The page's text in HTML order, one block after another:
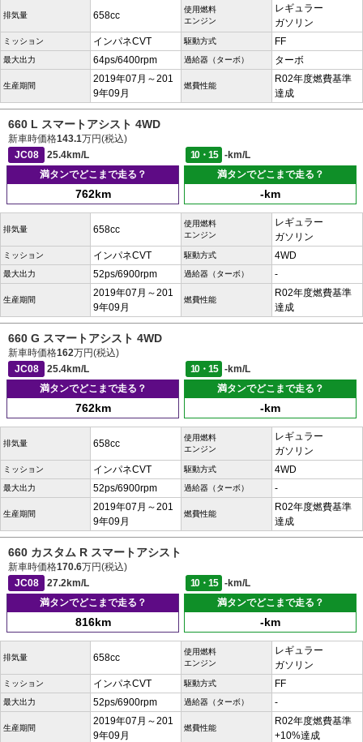
排気量 658cc
使用燃料
エンジン
レギュラー
ガソリン
ミッション インパネCVT 駆動方式 FF
最大出力 64ps/6400rpm 過給器（ターボ） ターボ
生産期間
2019年07月～201
9年09月
燃費性能
R02年度燃費基準
達成
660 L スマートアシスト 4WD
新車時価格143.1万円(税込)
JC08
25.4km/L 10・15
-km/L
満タンでどこまで走る？
762km
満タンでどこまで走る？
-km
排気量 658cc
使用燃料
エンジン
レギュラー
ガソリン
ミッション インパネCVT 駆動方式 4WD
最大出力 52ps/6900rpm 過給器（ターボ） -
生産期間
2019年07月～201
9年09月
燃費性能
R02年度燃費基準
達成
660 G スマートアシスト 4WD
新車時価格162万円(税込)
JC08
25.4km/L 10・15
-km/L
満タンでどこまで走る？
762km
満タンでどこまで走る？
-km
排気量 658cc
使用燃料
エンジン
レギュラー
ガソリン
ミッション インパネCVT 駆動方式 4WD
最大出力 52ps/6900rpm 過給器（ターボ） -
生産期間
2019年07月～201
9年09月
燃費性能
R02年度燃費基準
達成
660 カスタム R スマートアシスト
新車時価格170.6万円(税込)
JC08
27.2km/L 10・15
-km/L
満タンでどこまで走る？
816km
満タンでどこまで走る？
-km
排気量 658cc
使用燃料
エンジン
レギュラー
ガソリン
ミッション インパネCVT 駆動方式 FF
最大出力 52ps/6900rpm 過給器（ターボ） -
生産期間
2019年07月～201
9年09月
燃費性能
R02年度燃費基準
+10%達成